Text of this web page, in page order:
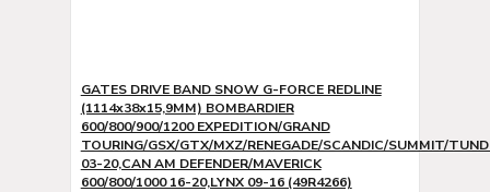
GATES DRIVE BAND SNOW G-FORCE REDLINE
(1114x38x15,9MM) BOMBARDIER
600/800/900/1200 EXPEDITION/GRAND
TOURING/GSX/GTX/MXZ/RENEGADE/SCANDIC/SUMMIT/
03-20,CAN AM DEFENDER/MAVERICK
600/800/1000 16-20,LYNX 09-16 (49R4266)